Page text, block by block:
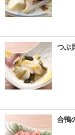
つぶ
合鴨